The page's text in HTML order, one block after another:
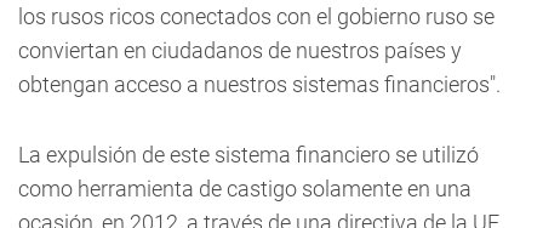
los rusos ricos conectados con el gobierno ruso se
conviertan en ciudadanos de nuestros países y
obtengan acceso a nuestros sistemas financieros".
La expulsión de este sistema financiero se utilizó
como herramienta de castigo solamente en una
ocasión, en 2012, a través de una directiva de la UE